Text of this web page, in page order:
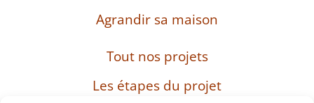
Agrandir sa maison
Tout nos projets
Les étapes du projet